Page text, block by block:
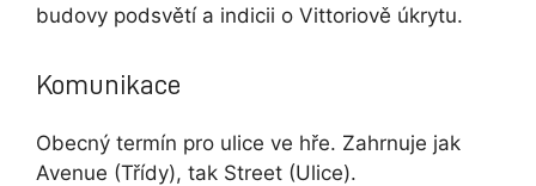
budovy podsvětí a indicii o Vittoriově úkrytu.
Komunikace
Obecný termín pro ulice ve hře. Zahrnuje jak
Avenue (Třídy), tak Street (Ulice).